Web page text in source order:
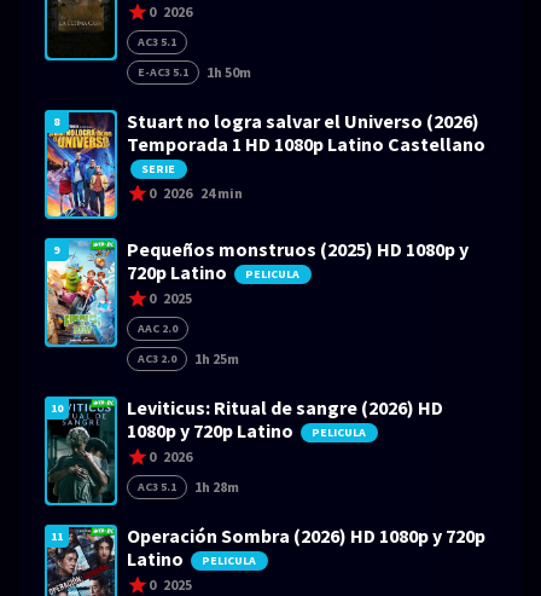
0 2026
AC3 5.1
E-AC3 5.1
1h 50m
8
Stuart no logra salvar el Universo (2026)
Temporada 1 HD 1080p Latino Castellano
SERIE
0 2026 24 min
9
Pequeños monstruos (2025) HD 1080p y
720p Latino
PELICULA
0 2025
AAC 2.0
AC3 2.0
1h 25m
10
Leviticus: Ritual de sangre (2026) HD
1080p y 720p Latino
PELICULA
0 2026
AC3 5.1 1h 28m
11
Operación Sombra (2026) HD 1080p y 720p
Latino
PELICULA
0 2025